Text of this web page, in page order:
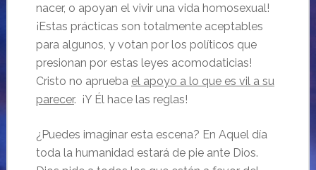
nacer, o apoyan el vivir una vida homosexual!
¡Estas prácticas son totalmente aceptables
para algunos, y votan por los políticos que
presionan por estas leyes acomodaticias!
Cristo no aprueba el apoyo a lo que es vil a su
parecer. ¡Y Él hace las reglas!
¿Puedes imaginar esta escena? En Aquel día
toda la humanidad estará de pie ante Dios.